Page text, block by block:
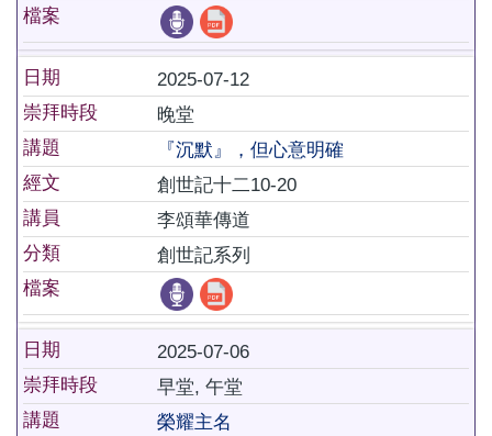
檔案
日期
2025-07-12
崇拜時段
晚堂
講題
『沉默』，但心意明確
經文
創世記十二10-20
講員
李頌華傳道
分類
創世記系列
檔案
日期
2025-07-06
崇拜時段
早堂, 午堂
講題
榮耀主名